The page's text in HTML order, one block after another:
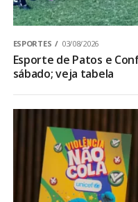
ESPORTES 03/08/2026
Esporte de Patos e
sábado; veja tabela